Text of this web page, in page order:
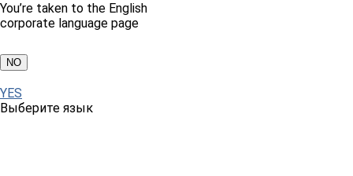
You’re taken to the English
corporate language page
NO
YES
Выберите язык